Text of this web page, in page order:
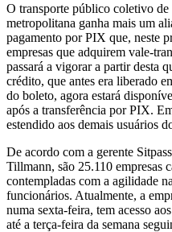
O transporte público coletivo
metropolitana ganha mais um
pagamento por PIX que, neste
empresas que adquirem vale-
passará a vigorar a partir desta
crédito, que antes era liberado
do boleto, agora estará
após a transferência por PIX.
estendido aos demais usuários
De acordo com a gerente
Tillmann, são 25.110 empresas
contempladas com a agilidade
funcionários. Atualmente, a
numa sexta-feira, tem acesso
até a terça-feira da semana